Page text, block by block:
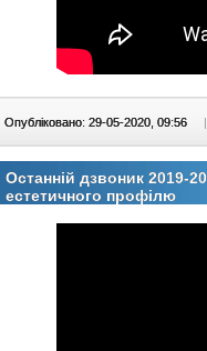
Опубліковано: 29-05-2020, 09:56 |
Останній дзвоник 2019-
естетичного профілю